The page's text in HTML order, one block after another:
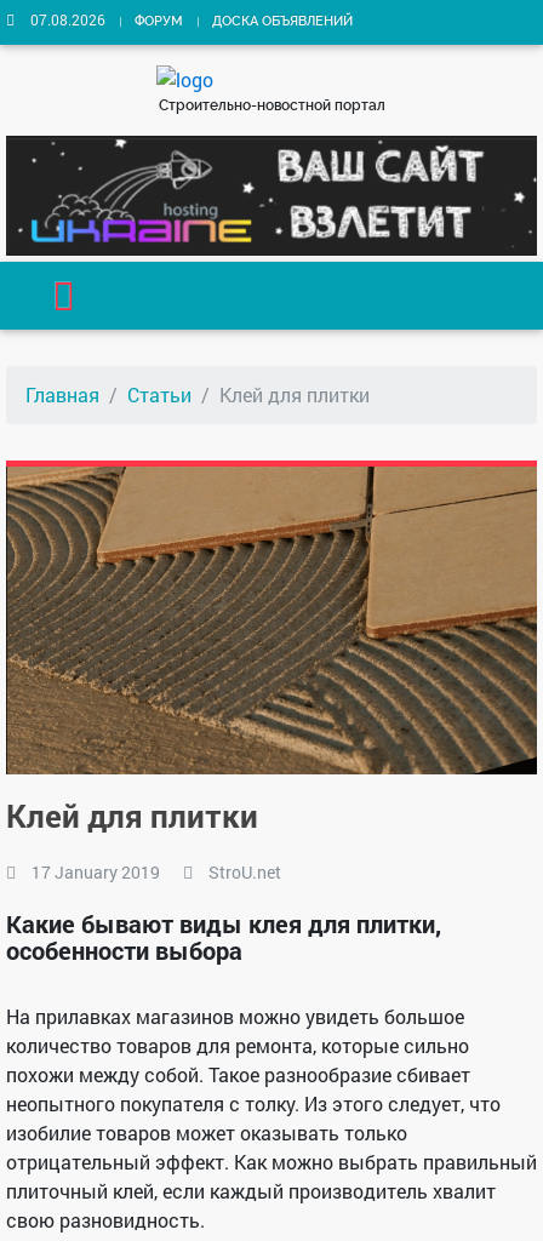
07.08.2026 ФОРУМ ДОСКА ОБЪЯВЛЕНИЙ
Строительно-новостной портал
Главная Статьи Клей для плитки
Клей для плитки
17 January 2019 StroU.net
Какие бывают виды клея для плитки,
особенности выбора
На прилавках магазинов можно увидеть большое
количество товаров для ремонта, которые сильно
похожи между собой. Такое разнообразие сбивает
неопытного покупателя с толку. Из этого следует, что
изобилие товаров может оказывать только
отрицательный эффект. Как можно выбрать правильный
плиточный клей, если каждый производитель хвалит
свою разновидность.